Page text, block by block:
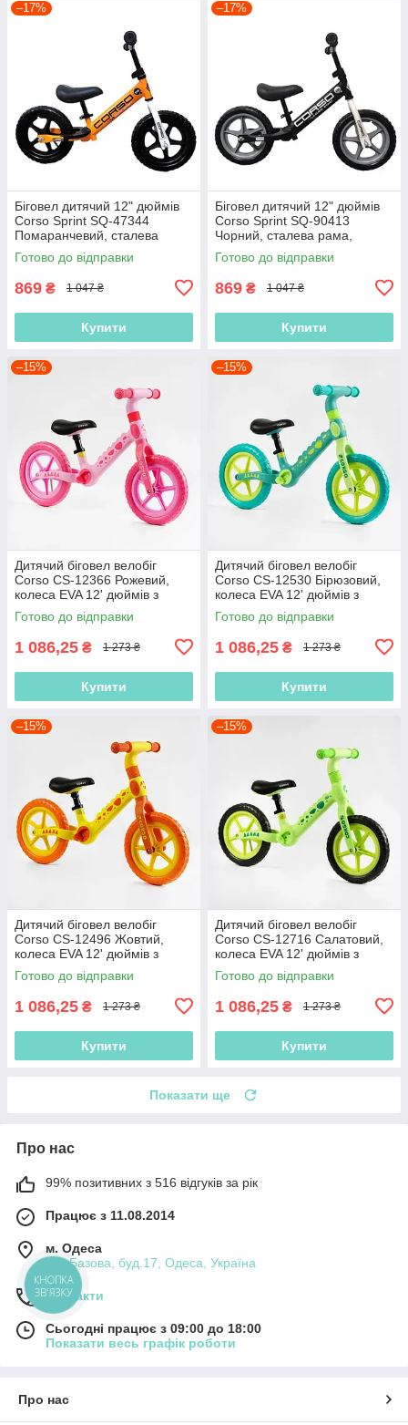
–17%
Біговел дитячий 12" дюймів
Corso Sprint SQ-47344
Помаранчевий, сталева
рама, колеса EVA (піна),
підставка для ніжок, велобіг
Готово до відправки
869 ₴ 1 047 ₴
Купити
–17%
Біговел дитячий 12" дюймів
Corso Sprint SQ-90413
Чорний, сталева рама,
колеса EVA (піна), підставка
для ніжок, велобіг
Готово до відправки
869 ₴ 1 047 ₴
Купити
–15%
Дитячий біговел велобіг
Corso CS-12366 Рожевий,
колеса EVA 12' дюймів з
нейлоновою рамою та
вилкою
Готово до відправки
1 086,25 ₴ 1 273 ₴
Купити
–15%
Дитячий біговел велобіг
Corso CS-12530 Бірюзовий,
колеса EVA 12' дюймів з
нейлоновою рамою та
вилкою
Готово до відправки
1 086,25 ₴ 1 273 ₴
Купити
–15%
Дитячий біговел велобіг
Corso CS-12496 Жовтий,
колеса EVA 12' дюймів з
нейлоновою рамою та
вилкою
Готово до відправки
1 086,25 ₴ 1 273 ₴
Купити
–15%
Дитячий біговел велобіг
Corso CS-12716 Салатовий,
колеса EVA 12' дюймів з
нейлоновою рамою та
вилкою
Готово до відправки
1 086,25 ₴ 1 273 ₴
Купити
Показати ще
Про нас
99% позитивних з 516 відгуків за рік
Працює з 11.08.2014
м. Одеса
вул.Базова, буд.17, Одеса, Україна
Контакти
Сьогодні працює з 09:00 до 18:00
Показати весь графік роботи
Про нас
КНОПКА
ЗВ'ЯЗКУ